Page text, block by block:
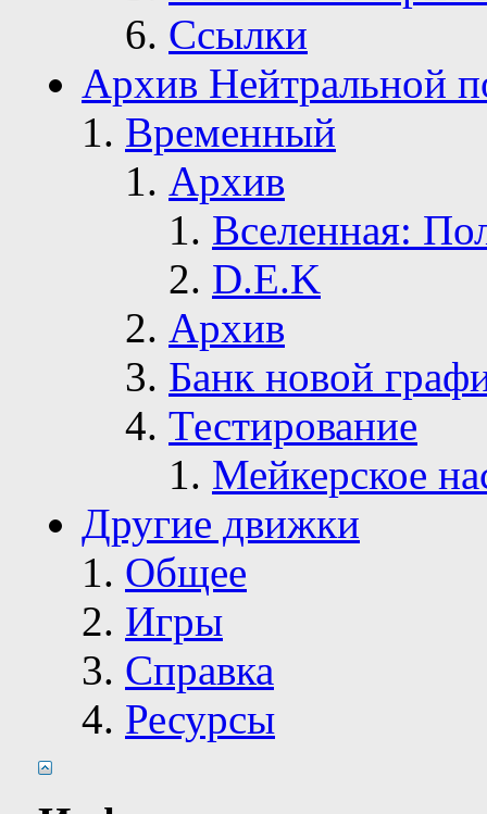
Ссылки
Архив Нейтральной
Временный
Архив
Вселенная:
D.E.K
Архив
Банк новой
Тестирование
Мейкерское
Другие движки
Общее
Игры
Справка
Ресурсы